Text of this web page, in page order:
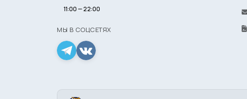
11:00 — 22:00
МЫ В СОЦСЕТЯХ